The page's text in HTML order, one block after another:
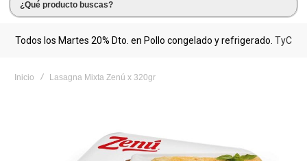
Todos los Martes 20% Dto. en Pollo congelado y refrigerado. TyC
Inicio Lasagna Mixta Zenú x 320gr